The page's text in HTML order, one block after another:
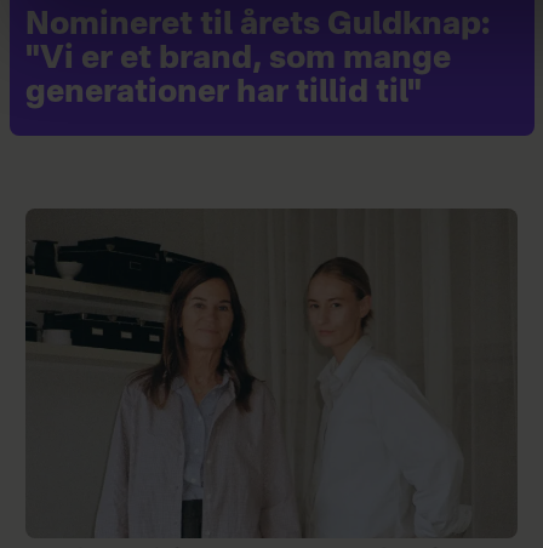
Nomineret til årets Guldknap:
"Vi er et brand, som mange
generationer har tillid til"